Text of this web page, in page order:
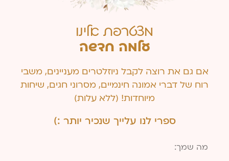
מצטרפת אלינו
עלמה חדשה
אם גם את רוצה לקבל ניוזלטרים מעניינים, משבי
רוח של דברי אמונה חינמיים, מסרוני חגים, שיחות
מיוחדות! (ללא עלות)
ספרי לנו עלייך שנכיר יותר :)